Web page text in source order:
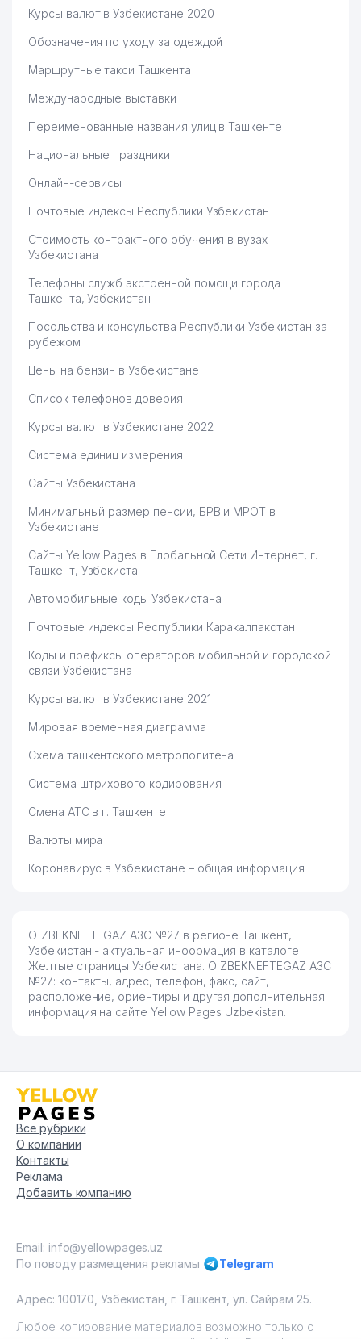
Курсы валют в Узбекистане 2020
Обозначения по уходу за одеждой
Маршрутные такси Ташкента
Международные выставки
Переименованные названия улиц в Ташкенте
Национальные праздники
Онлайн-сервисы
Почтовые индексы Республики Узбекистан
Стоимость контрактного обучения в вузах
Узбекистана
Телефоны служб экстренной помощи города
Ташкента, Узбекистан
Посольства и консульства Республики Узбекистан за
рубежом
Цены на бензин в Узбекистане
Список телефонов доверия
Курсы валют в Узбекистане 2022
Система единиц измерения
Сайты Узбекистана
Минимальный размер пенсии, БРВ и МРОТ в
Узбекистане
Сайты Yellow Pages в Глобальной Сети Интернет, г.
Ташкент, Узбекистан
Автомобильные коды Узбекистана
Почтовые индексы Республики Каракалпакстан
Коды и префиксы операторов мобильной и городской
связи Узбекистана
Курсы валют в Узбекистане 2021
Мировая временная диаграмма
Схема ташкентского метрополитена
Система штрихового кодирования
Смена АТС в г. Ташкенте
Валюты мира
Коронавирус в Узбекистане – общая информация
O'ZBEKNEFTEGAZ АЗС №27 в регионе Ташкент,
Узбекистан - актуальная информация в каталоге
Желтые страницы Узбекистана. O'ZBEKNEFTEGAZ АЗС
№27: контакты, адрес, телефон, факс, сайт,
расположение, ориентиры и другая дополнительная
информация на сайте Yellow Pages Uzbekistan.
Все рубрики
О компании
Контакты
Реклама
Добавить компанию
Email: info@yellowpages.uz
По поводу размещения рекламы
Telegram
Адрес: 100170, Узбекистан, г. Ташкент, ул. Сайрам 25.
Любое копирование материалов возможно только с